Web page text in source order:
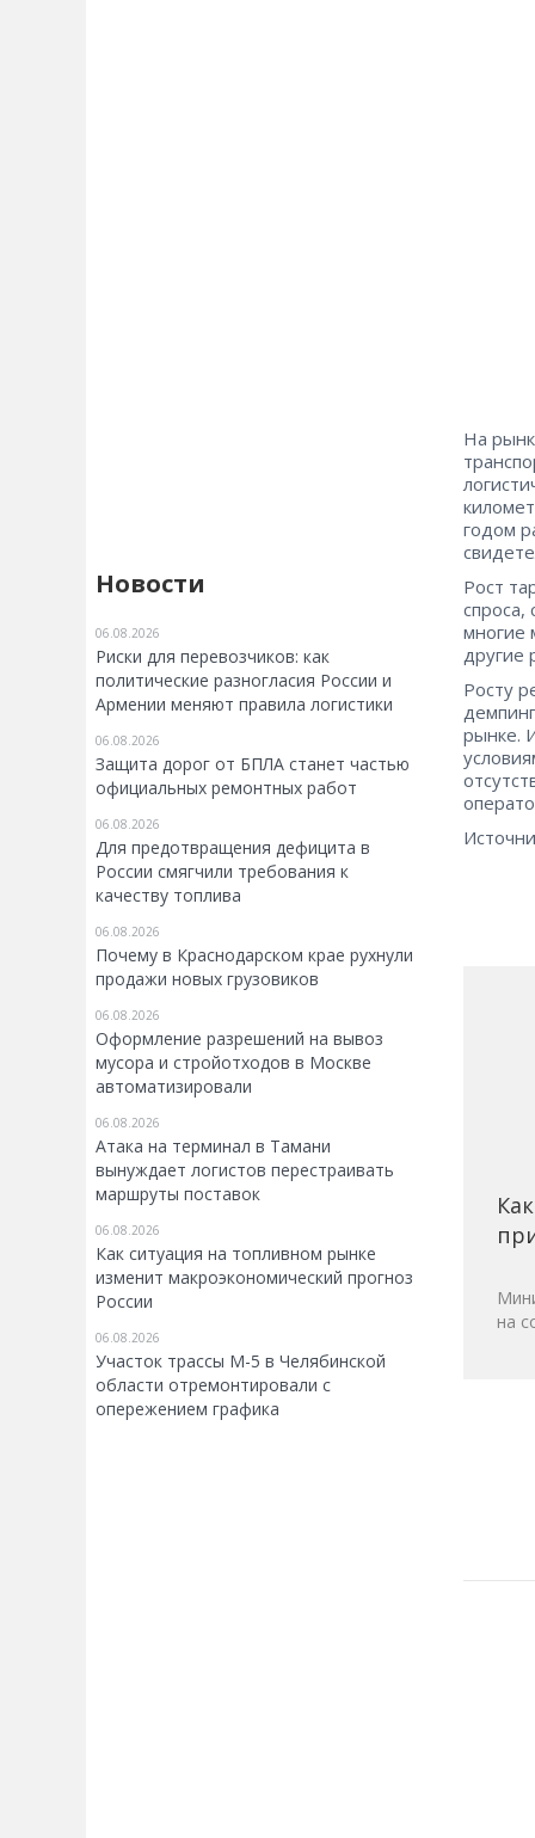
Новости
06.08.2026
Риски для перевозчиков: как
политические разногласия России и
Армении меняют правила логистики
06.08.2026
Защита дорог от БПЛА станет частью
официальных ремонтных работ
06.08.2026
Для предотвращения дефицита в
России смягчили требования к
качеству топлива
06.08.2026
Почему в Краснодарском крае рухнули
продажи новых грузовиков
06.08.2026
Оформление разрешений на вывоз
мусора и стройотходов в Москве
автоматизировали
06.08.2026
Атака на терминал в Тамани
вынуждает логистов перестраивать
маршруты поставок
06.08.2026
Как ситуация на топливном рынке
изменит макроэкономический прогноз
России
06.08.2026
Участок трассы М-5 в Челябинской
области отремонтировали с
опережением графика
На
годом
Рост
спроса,
многие
другие
Росту
рынке.
на